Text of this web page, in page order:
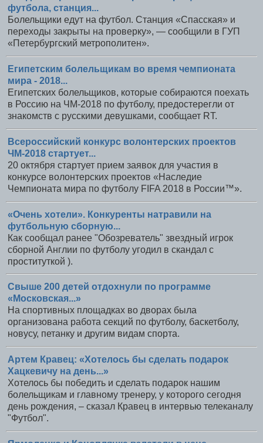
футбола, станция...
Болельщики едут на футбол. Станция «Спасская» и
переходы закрыты на проверку», — сообщили в ГУП
«Петербургский метрополитен».
Египетским болельщикам во время чемпионата
мира - 2018...
Египетских болельщиков, которые собираются поехать
в Россию на ЧМ-2018 по футболу, предостерегли от
знакомств с русскими девушками, сообщает RT.
Всероссийский конкурс волонтерских проектов
ЧМ-2018 стартует...
20 октября стартует прием заявок для участия в
конкурсе волонтерских проектов «Наследие
Чемпионата мира по футболу FIFA 2018 в России™».
«Очень хотели». Конкуренты натравили на
футбольную сборную...
Как сообщал ранее "Обозреватель" звездный игрок
сборной Англии по футболу угодил в скандал с
проституткой ).
Свыше 200 детей отдохнули по программе
«Московская...»
На спортивных площадках во дворах была
организована работа секций по футболу, баскетболу,
новусу, петанку и другим видам спорта.
Артем Кравец: «Хотелось бы сделать подарок
Хацкевичу на день...»
Хотелось бы победить и сделать подарок нашим
болельщикам и главному тренеру, у которого сегодня
день рождения, – сказал Кравец в интервью телеканалу
"Футбол".